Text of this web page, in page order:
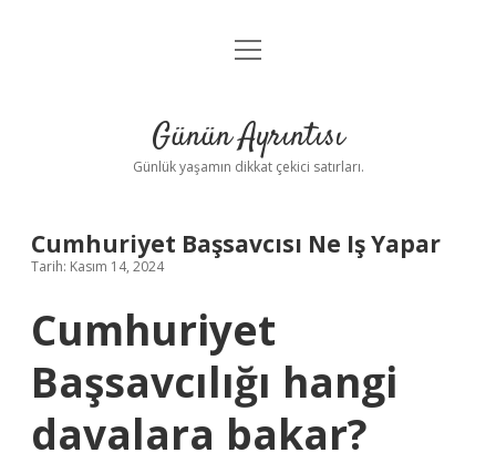
Anasayfa
Yasal Uyarı
menüyü
Günün Ayrıntısı
Günlük yaşamın dikkat çekici satırları.
Cumhuriyet Başsavcısı Ne Iş Yapar
Tarih: Kasım 14, 2024
Cumhuriyet
Başsavcılığı hangi
davalara bakar?